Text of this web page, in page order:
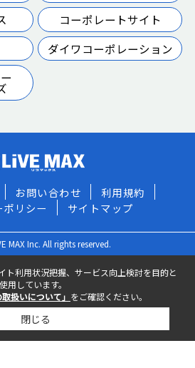
コーポレートサイト
ダイワコーポレーション
お問い合わせ
利用規約
リシー
サイトマップ
MAX Inc. All rights reserved.
ト利用状況把握、サービス向上検討を目的と
用しています。
扱いについて」 をご確認ください。
閉じる